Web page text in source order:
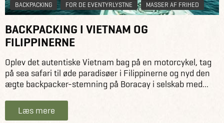
BACKPACKING FOR DE EVENTYRLYSTNE MASSER AF FRIHED
BACKPACKING I VIETNAM OG
FILIPPINERNE
Oplev det autentiske Vietnam bag på en motorcykel, tag
på sea safari til øde paradisøer i Filippinerne og nyd den
ægte backpacker-stemning på Boracay i selskab med...
Læs mere